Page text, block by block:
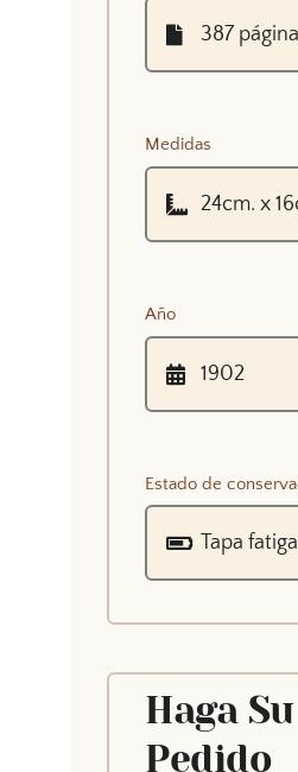
Medidas
Año
Estado de
Haga Su
Pedido